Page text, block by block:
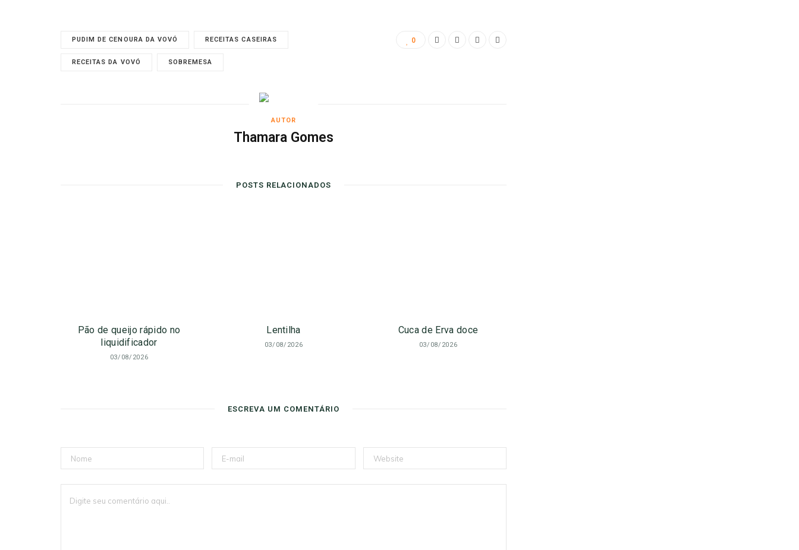
PUDIM DE CENOURA DA VOVÓ RECEITAS CASEIRAS
RECEITAS DA VOVÓ SOBREMESA
0
AUTOR
Thamara Gomes
POSTS RELACIONADOS
Pão de queijo rápido no
liquidificador
03/08/2026
Lentilha
03/08/2026
Cuca de Erva doce
03/08/2026
ESCREVA UM COMENTÁRIO